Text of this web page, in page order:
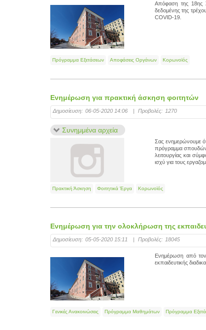
Απόφαση της 18ης
δεδομένης της
COVID-19.
Πρόγραμμα Εξετάσεων Αποφάσεις Οργάνων Κορωνοϊός
Ενημέρωση για πρακτική άσκηση φοιτητών
Δημοσίευση: 06-05-2020 14:06 | Προβολές: 1270
Συνημμένα αρχεία
Σας ενημερώνουμε
πρόγραμμα σπουδών
λειτουργίας και
ισχύ για τους
Πρακτική Άσκηση Φοιτητικά Έργα Κορωνοϊός
Ενημέρωση για την ολοκλήρωση της
Δημοσίευση: 05-05-2020 15:11 | Προβολές: 18045
Ενημέρωση από τον
εκπαιδευτικής
Γενικές Ανακοινώσεις Πρόγραμμα Μαθημάτων Πρόγραμμα